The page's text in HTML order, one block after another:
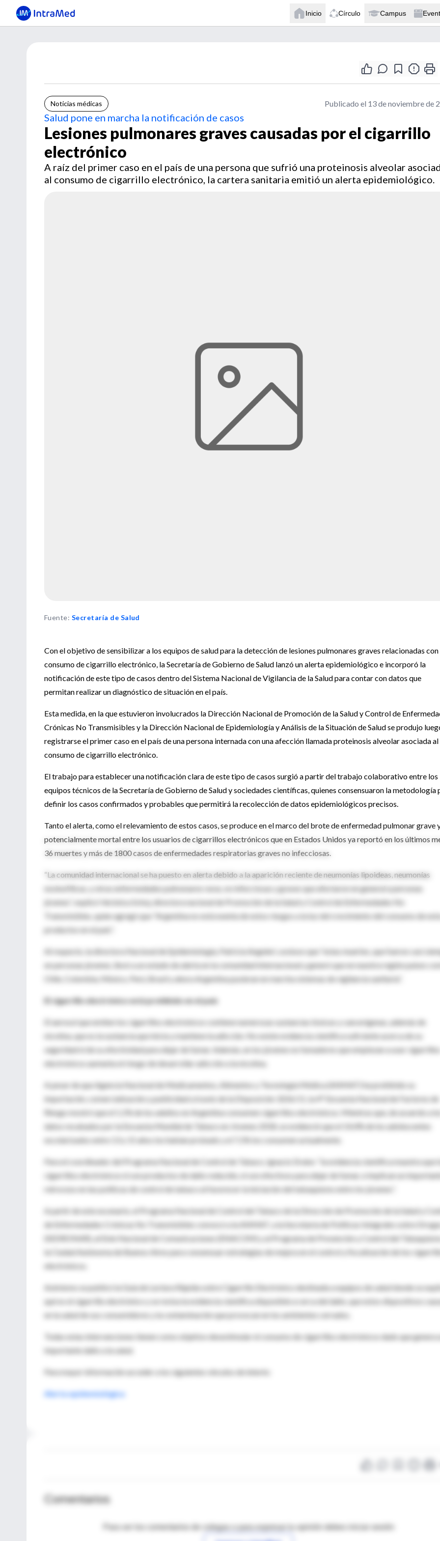
Inicio Círculo Campus
Noticias médicas Publicado el 13 de noviembre de
Salud pone en marcha la notificación de casos
Lesiones pulmonares graves causadas por el cigarrillo
electrónico
A raíz del primer caso en el país de una persona que sufrió una proteinosis alveolar
al consumo de cigarrillo electrónico, la cartera sanitaria emitió un alerta epidemiológico.
Fuente: Secretaría de Salud
Con el objetivo de sensibilizar a los equipos de salud para la detección de lesiones pulmonares graves relacionadas con
consumo de cigarrillo electrónico, la Secretaría de Gobierno de Salud lanzó un alerta epidemiológico e incorporó la
notificación de este tipo de casos dentro del Sistema Nacional de Vigilancia de la Salud para contar con datos que
permitan realizar un diagnóstico de situación en el país.
Esta medida, en la que estuvieron involucrados la Dirección Nacional de Promoción de la Salud y Control de
Crónicas No Transmisibles y la Dirección Nacional de Epidemiología y Análisis de la Situación de Salud se produjo
registrarse el primer caso en el país de una persona internada con una afección llamada proteinosis alveolar asociada al
consumo de cigarrillo electrónico.
El trabajo para establecer una notificación clara de este tipo de casos surgió a partir del trabajo colaborativo entre los
equipos técnicos de la Secretaría de Gobierno de Salud y sociedades científicas, quienes consensuaron la metodología
definir los casos confirmados y probables que permitirá la recolección de datos epidemiológicos precisos.
Tanto el alerta, como el relevamiento de estos casos, se produce en el marco del brote de enfermedad pulmonar grave
potencialmente mortal entre los usuarios de cigarrillos electrónicos que en Estados Unidos ya reportó en los últimos
36 muertes y más de 1800 casos de enfermedades respiratorias graves no infecciosas.
“La comunidad internacional se ha puesto en alerta debido a la aparición reciente de neumonías lipoideas, neumonías
eosinofílicas, y otras enfermedades pulmonares raras, no infecciosas y graves que afectaron en general a personas
jóvenes”, explicó Verónica Schoj, directora nacional de Promoción de la Salud y Control de Enfermedades No
Transmisibles, quien agregó que “Argentina no está exenta de estos riesgos a la luz del crecimiento del consumo de
productos en el país”.
Al respecto, la directora Nacional de Epidemiología, Patricia Angeleri, sostuvo que “estas muertes, que fueron casi
en personas jóvenes, llevó a un estado de alerta en la comunidad internacional y generó que en nuestra región países
Chile, Colombia, México, Perú, Brasil y ahora Argentina pusieran en marcha sistemas de vigilancia sanitaria”.
El cigarrillo electrónico está prohibido en el país
El aerosol que emiten los cigarrillos electrónicos contiene numerosas sustancias tóxicas y cancerígenas, además de
nicotina, que es la sustancia que inicia y mantiene la adicción. No existe evidencia científica suficiente acerca de su
seguridad ni de su efectividad para dejar de fumar. Además, en los jóvenes no fumadores que empiezan a usar
electrónicos aumenta el riesgo de desarrollar adicción a la nicotina.
A pesar de que Agencia Nacional de Medicamentos, Alimentos y Tecnología Médica (ANMAT) ha prohibido su
importación, comercialización y publicidad a través de la Disposición 3226/11, la 4° Encuesta Nacional de Factores de
Riesgo mostró que el 1,1% de los adultos en Argentina consumen cigarrillos electrónicos. Mientras que, de acuerdo a
datos recabados por la Encuesta Mundial de Tabaco en Jóvenes 2018, se evidenció que el 14,4% de los adolescentes
escolarizados entre 13 y 15 años los habían probado y el 7,1% los consumen actualmente.
Para el coordinador del Programa Nacional de Control de Tabaco, Ignacio Drake: “la evidencia científica muestra que
cigarrillos electrónicos ni son productos de daño reducido, ni son efectivos para dejar de fumar, e implican un
retroceso en las políticas de control de tabaco al favorecer la iniciación del tabaquismo entre los jóvenes”.
A partir de este escenario, el Programa Nacional de Control del Tabaco de la Dirección de Promoción de la Salud y
de Enfermedades Crónicas No Transmisibles convocó a la ANMAT, a la Secretaría de Políticas Integrales sobre
(SEDRONAR), al Ente Nacional de Comunicaciones (ENACOM) y al Programa de Prevención y Control del
la Ciudad Autónoma de Buenos Aires para consensuar estrategias de mejora en el control y fiscalización de los
electrónicos.
Asimismo se publicó la Guía de Lectura Rápida sobre Cigarrillo Electrónico destinada a equipos de salud donde se
qué es el cigarrillo electrónico y se revisa la evidencia científica disponible a cerca del daño, que estos dispositivos
en la salud de sus consumidores y la contaminación que provocan en los ambientes cerrados.
Todas estas intervenciones tienen como objetivo desestimular el consumo de cigarrillos electrónicos dado que genera
importante daño a la salud.
Para mayor información acceder a los siguientes vínculos de interés:
Alerta epidemiológica
Comentarios
Para ver los comentarios de colegas o para expresar tu opinión debes iniciar sesión